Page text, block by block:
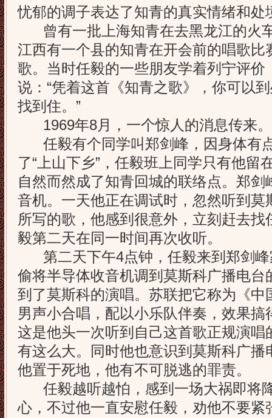
忧郁的调子表达了知青的真实情绪和处
曾有一批上海知青在去黑龙江的火
江西有一个县的知青在开会前的唱歌比
歌。当时任毅的一些朋友学着列宁评价
说：“凭着这首《知青之歌》，你可以
找到住。”
1969年8月，一个惊人的消息传来。
任毅有个同学叫郑剑峰，因身体有
了“上山下乡”，任毅班上同学只有他留
自然而然成了知青回城的联络点。郑
音机。一天他正在调试时，忽然听到莫
所写的歌，他感到很意外，立刻赶去
毅第二天在同一时间再次收听。
第二天下午4点钟，任毅来到郑剑峰
偷将半导体收音机调到莫斯科广播电台
到了莫斯科的演唱。苏联把它称为《中
男声小合唱，配以小乐队伴奏，效果
这是他头一次听到自己这首歌正规演唱
有这么大。同时他也意识到莫斯科广播
他置于死地，他有不可脱逃的罪责。
任毅越听越怕，感到一场大祸即将
心，不过他一直安慰任毅，劝他不要紧